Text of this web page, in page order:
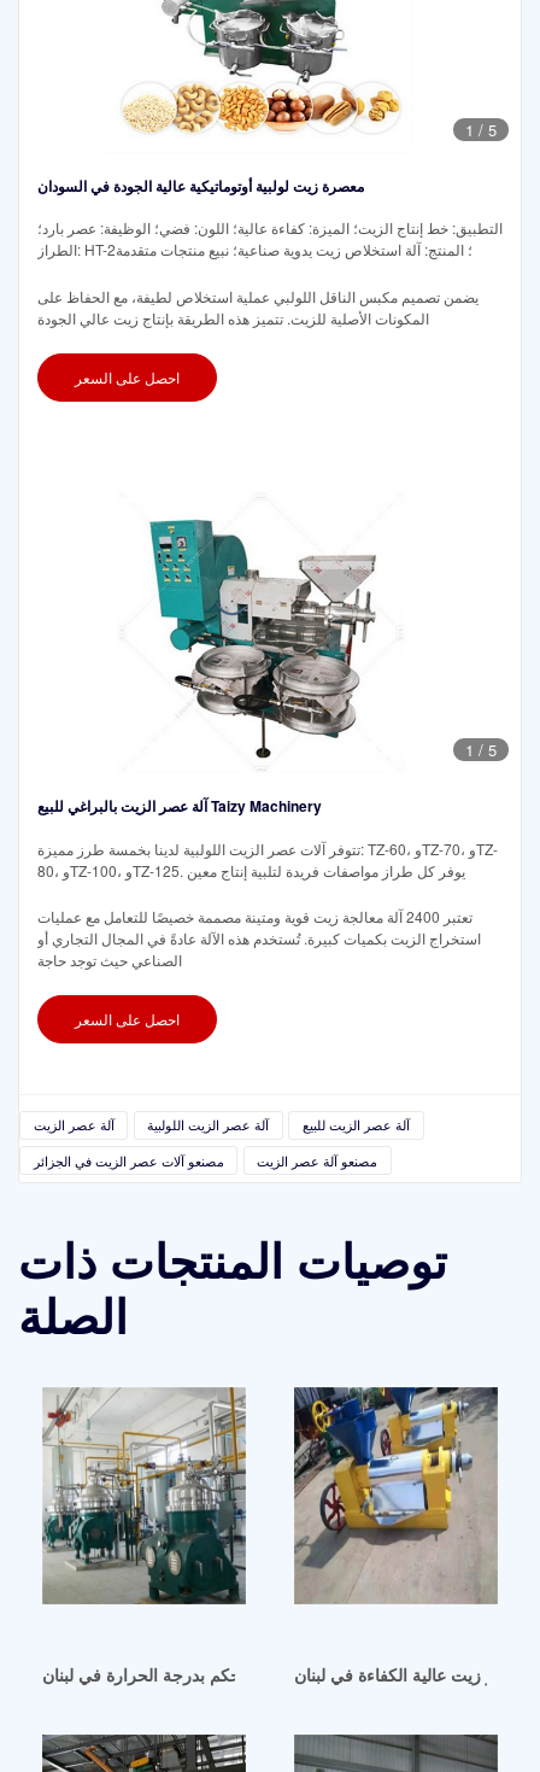
1 / 5
معصرة زيت لولبية أوتوماتيكية عالية الجودة في السودان
التطبيق: خط إنتاج الزيت؛ الميزة: كفاءة عالية؛ اللون: فضي؛ الوظيفة: عصر بارد؛
الطراز: HT-2؛ المنتج: آلة استخلاص زيت يدوية صناعية؛ نبيع منتجات متقدمة
يضمن تصميم مكبس الناقل اللولبي عملية استخلاص لطيفة، مع الحفاظ على
المكونات الأصلية للزيت. تتميز هذه الطريقة بإنتاج زيت عالي الجودة
احصل على السعر
1 / 5
آلة عصر الزيت بالبراغي للبيع Taizy Machinery
تتوفر آلات عصر الزيت اللولبية لدينا بخمسة طرز مميزة: TZ-60، وTZ-70، وTZ-
80، وTZ-100، وTZ-125. يوفر كل طراز مواصفات فريدة لتلبية إنتاج معين
تعتبر 2400 آلة معالجة زيت قوية ومتينة مصممة خصيصًا للتعامل مع عمليات
استخراج الزيت بكميات كبيرة. تُستخدم هذه الآلة عادةً في المجال التجاري أو
الصناعي حيث توجد حاجة
احصل على السعر
آلة عصر الزيت آلة عصر الزيت اللولبية
آلة عصر الزيت للبيع
مصنعو آلات عصر الزيت في الجزائر
مصنعو آلة عصر الزيت
توصيات المنتجات ذات
الصلة
معصرة زيت مدمجة للتحكم بدرجة الحرارة في لبنانعصر زيت عالية الكفاءة في لبنان